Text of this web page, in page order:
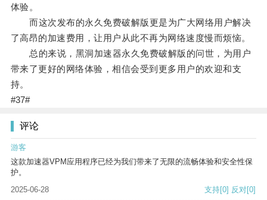
体验。
而这次发布的永久免费破解版更是为广大网络用户解决
了高昂的加速费用，让用户从此不再为网络速度慢而烦恼。
总的来说，黑洞加速器永久免费破解版的问世，为用户
带来了更好的网络体验，相信会受到更多用户的欢迎和支
持。
#37#
评论
游客
这款加速器VPM应用程序已经为我们带来了无限的流畅体验和安全性保
护。
2025-06-28
支持[0] 反对[0]